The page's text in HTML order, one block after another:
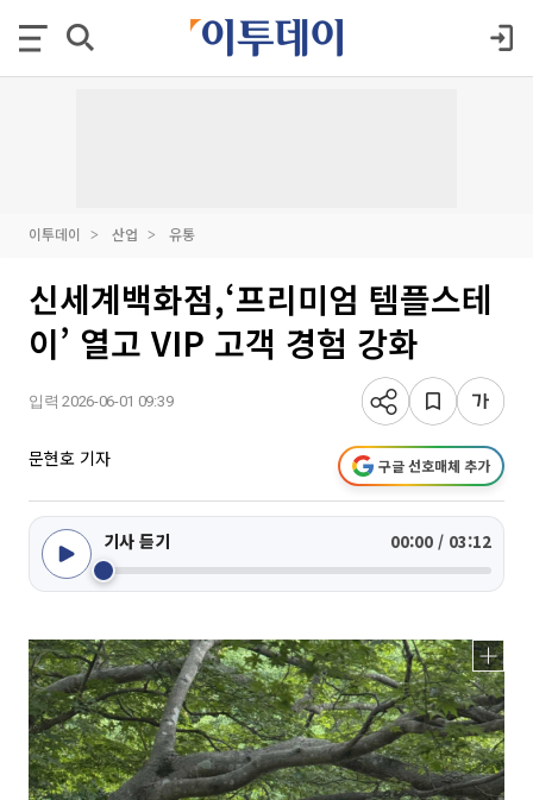
이투데이 산업 유통
신세계백화점,‘프리미엄 템플스테
이’ 열고 VIP 고객 경험 강화
입력 2026-06-01 09:39
문현호 기자 구글 선호매체 추가
기사 듣기 00:00 / 03:12